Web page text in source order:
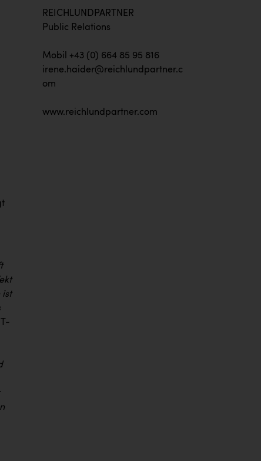
ist
REICHLUNDPARTNER
Public Relations
Mobil +43 (0) 664 85 95 816
irene.haider@reichlundpartner.c
om
www.reichlundpartner.com